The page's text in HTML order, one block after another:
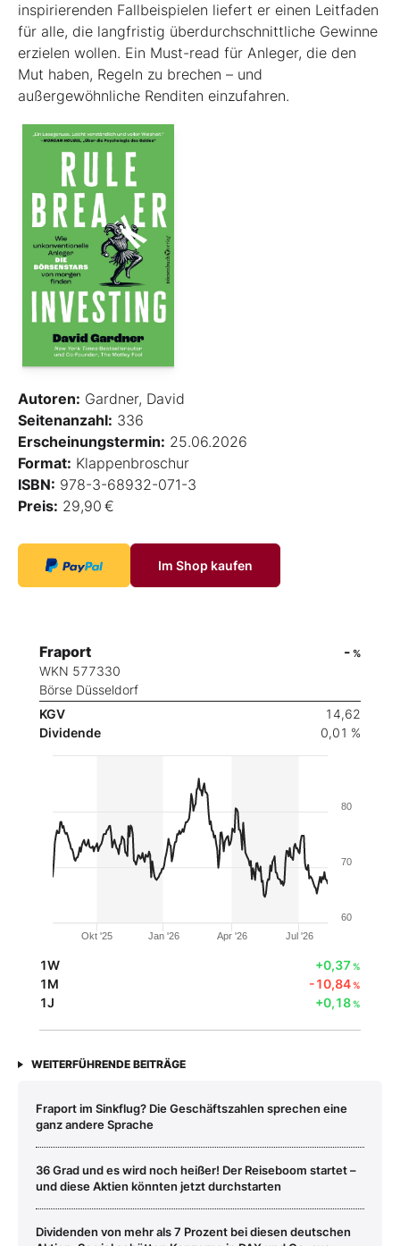
inspirierenden Fallbeispielen liefert er einen Leit­faden
für alle, die langfristig überdurchschnittliche Gewinne
erzielen wollen. Ein Must-read für Anleger, die den
Mut haben, Regeln zu brechen – und
außergewöhnliche Renditen einzufahren.
Autoren: Gardner, David
Seitenanzahl: 336
Erscheinungstermin: 25.06.2026
Format: Klappenbroschur
ISBN: 978-3-68932-071-3
Preis: 29,90 €
Im Shop kaufen
Fraport
WKN 577330
Börse Düsseldorf
- %
KGV
14,62
Dividende
0,01 %
Okt '25 Jan '26 Apr '26 Jul '26
60
70
80
1W +0,37 %
1M -10,84%
1J +0,18%
WEITERFÜHRENDE BEITRÄGE
Fraport im Sinkflug? Die Geschäftszahlen sprechen eine
ganz andere Sprache
36 Grad und es wird noch heißer! Der Reiseboom startet –
und diese Aktien könnten jetzt durchstarten
Dividenden von mehr als 7 Prozent bei diesen deutschen